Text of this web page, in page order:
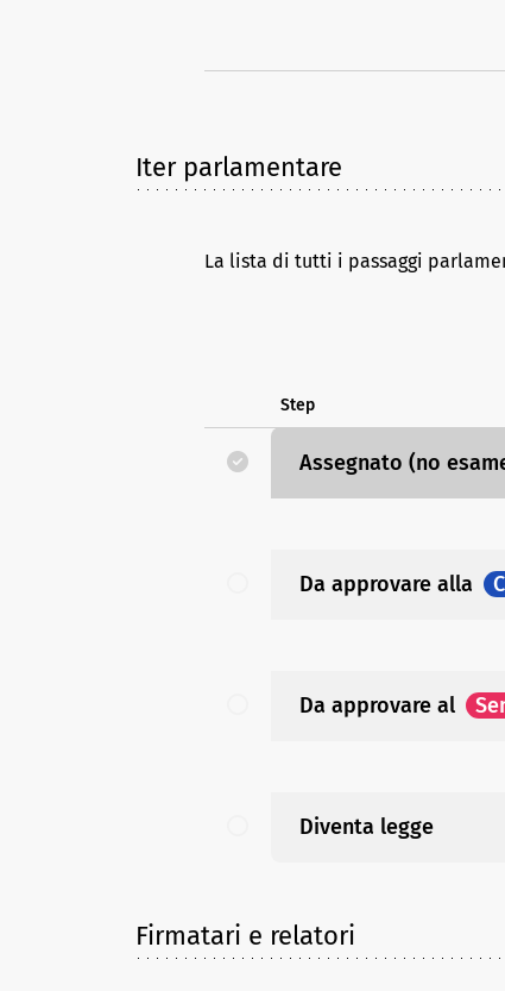
Iter parlamentare
La lista di tutti i passaggi
Step
Assegnato (no
Da approvare alla
Da approvare al
Diventa legge
Firmatari e relatori